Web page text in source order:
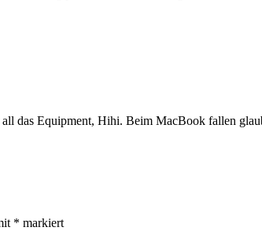
das Equipment, Hihi. Beim MacBook fallen
* markiert